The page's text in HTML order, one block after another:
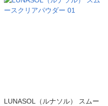
LUNASOL（ルナソル） スムー